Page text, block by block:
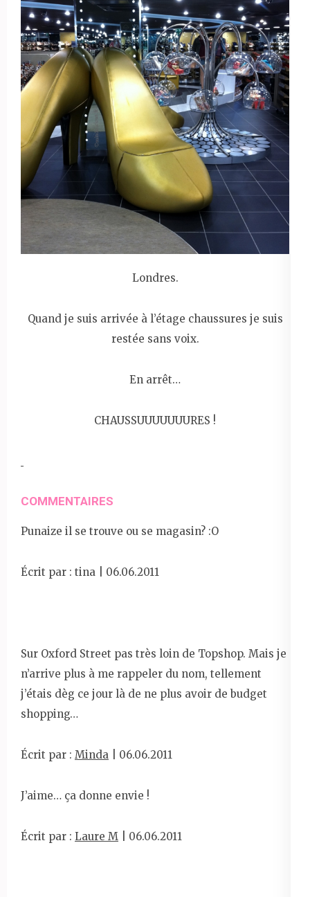
Londres.
Quand je suis arrivée à l’étage chaussures je suis
restée sans voix.
En arrêt…
CHAUSSUUUUUUURES !
COMMENTAIRES
Punaize il se trouve ou se magasin? :O
Écrit par : tina | 06.06.2011
Sur Oxford Street pas très loin de Topshop. Mais je
n’arrive plus à me rappeler du nom, tellement
j’étais dèg ce jour là de ne plus avoir de budget
shopping…
Écrit par : Minda | 06.06.2011
J’aime… ça donne envie !
Écrit par : Laure M | 06.06.2011